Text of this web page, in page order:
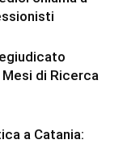
di Ricerca
a Catania: